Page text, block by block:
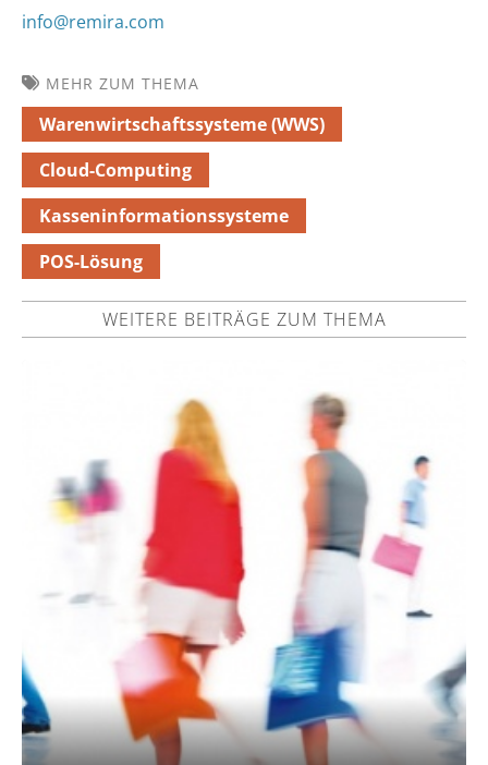
info@remira.com
MEHR ZUM THEMA
Warenwirtschaftssysteme (WWS)
Cloud-Computing
Kasseninformationssysteme
POS-Lösung
WEITERE BEITRÄGE ZUM THEMA